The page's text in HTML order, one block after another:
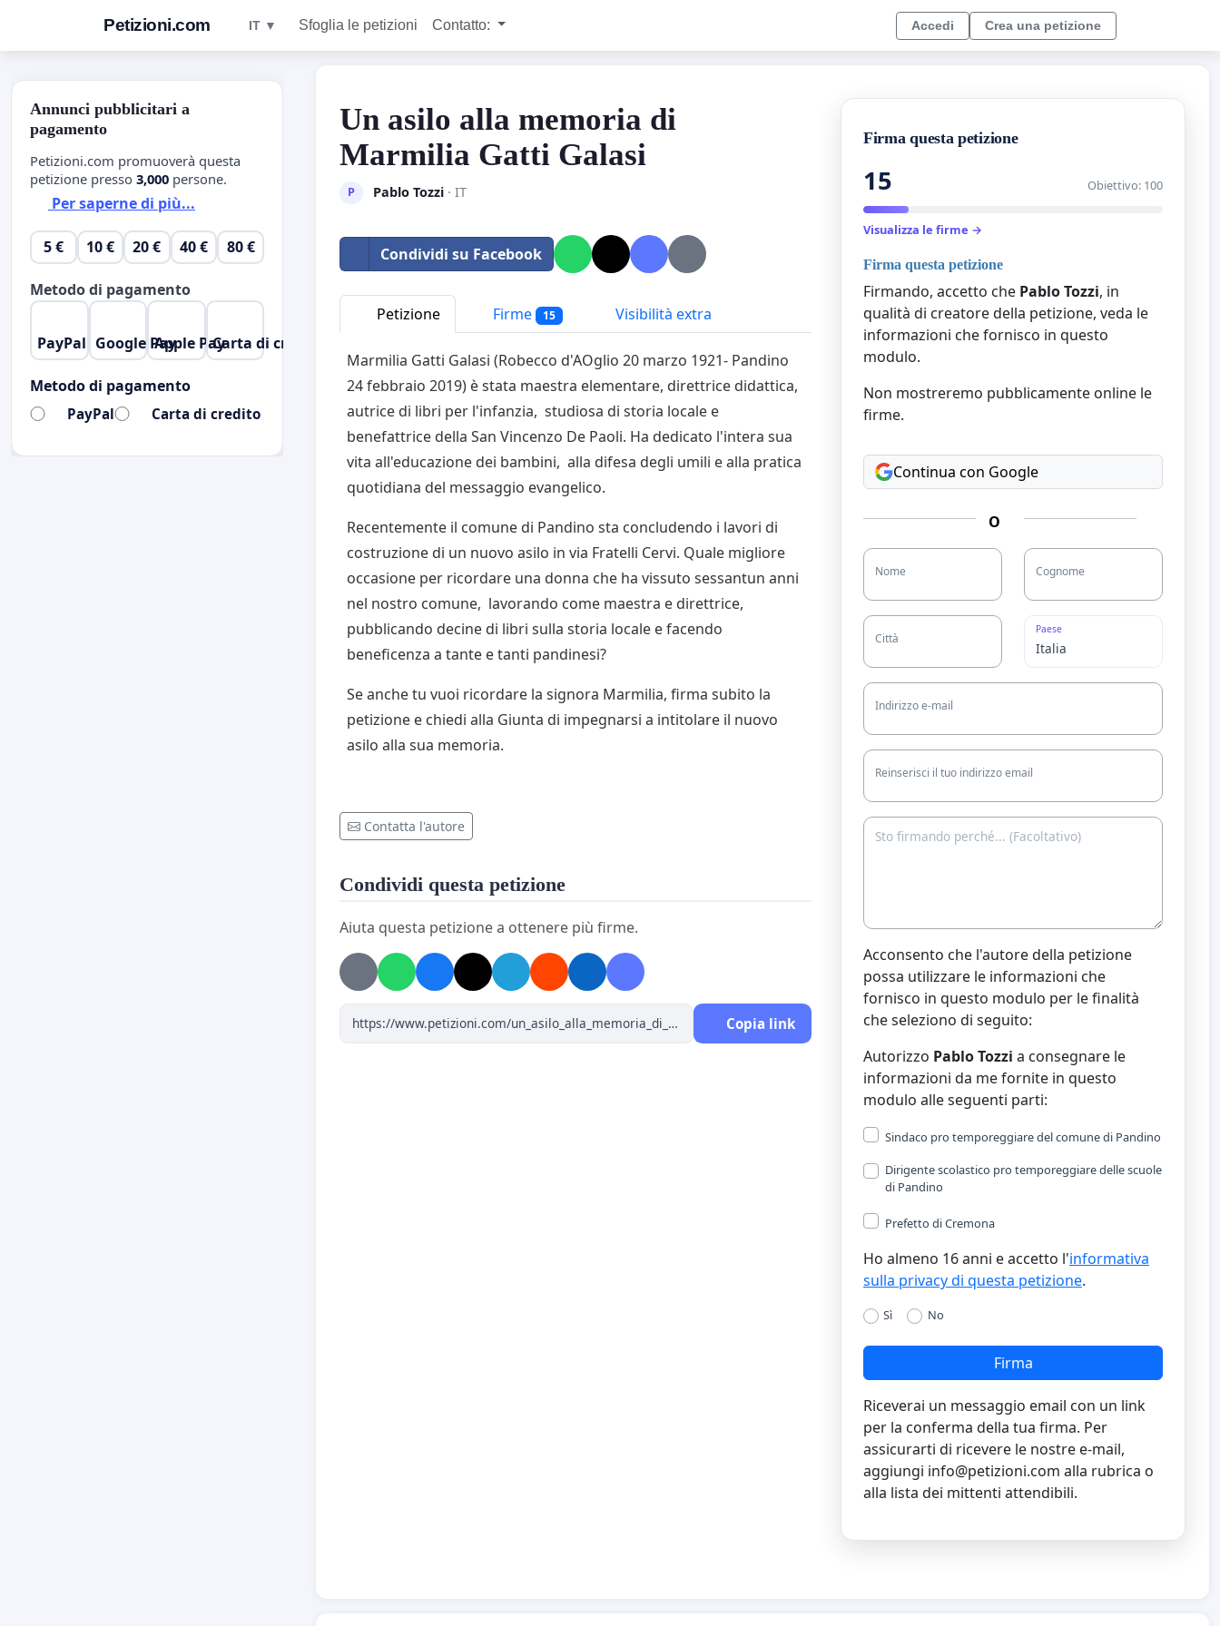
Petizioni.com IT ▼ Sfoglia le petizioni Contatto: Accedi Crea una petizione
Un asilo alla memoria di
Marmilia Gatti Galasi
P Pablo Tozzi· IT
Condividi su Facebook
Petizione Firme 15 Visibilità extra
Marmilia Gatti Galasi (Robecco d'AOglio 20 marzo 1921- Pandino
24 febbraio 2019) è stata maestra elementare, direttrice didattica,
autrice di libri per l'infanzia, studiosa di storia locale e
benefattrice della San Vincenzo De Paoli. Ha dedicato l'intera sua
vita all'educazione dei bambini, alla difesa degli umili e alla pratica
quotidiana del messaggio evangelico.
Recentemente il comune di Pandino sta concludendo i lavori di
costruzione di un nuovo asilo in via Fratelli Cervi. Quale migliore
occasione per ricordare una donna che ha vissuto sessantun anni
nel nostro comune, lavorando come maestra e direttrice,
pubblicando decine di libri sulla storia locale e facendo
beneficenza a tante e tanti pandinesi?
Se anche tu vuoi ricordare la signora Marmilia, firma subito la
petizione e chiedi alla Giunta di impegnarsi a intitolare il nuovo
asilo alla sua memoria.
Contatta l'autore
Condividi questa petizione
Aiuta questa petizione a ottenere più firme.
Copia link
Firma questa petizione
15 Obiettivo: 100
Visualizza le firme →
Firma questa petizione
Firmando, accetto che Pablo Tozzi, in
qualità di creatore della petizione, veda le
informazioni che fornisco in questo
modulo.
Non mostreremo pubblicamente online le
firme.
Continua con Google
O
Nome Cognome
Città
Paese
Indirizzo e-mail
Reinserisci il tuo indirizzo email
Acconsento che l'autore della petizione
possa utilizzare le informazioni che
fornisco in questo modulo per le finalità
che seleziono di seguito:
Autorizzo Pablo Tozzi a consegnare le
informazioni da me fornite in questo
modulo alle seguenti parti:
Sindaco pro temporeggiare del comune di Pandino
Dirigente scolastico pro temporeggiare delle scuole
di Pandino
Prefetto di Cremona
Ho almeno 16 anni e accetto l'informativa
sulla privacy di questa petizione.
Sì No
Firma
Riceverai un messaggio email con un link
per la conferma della tua firma. Per
assicurarti di ricevere le nostre e-mail,
aggiungi info@petizioni.com alla rubrica o
alla lista dei mittenti attendibili.
Annunci pubblicitari a
pagamento
Petizioni.com promuoverà questa
petizione presso 3,000 persone.
Per saperne di più...
5 € 10 € 20 € 40 € 80 €
Metodo di pagamento
PayPal Google PayApple PayCarta di credito
Metodo di pagamento
PayPal Carta di credito